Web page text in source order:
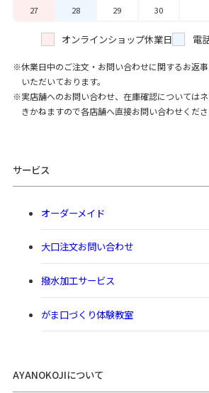
27
28 29 30
オンラインショップ休業日 電
休業日中のご注文・お問い合わせに関するお返
いただいております。
実店舗へのお問い合わせ、在庫確認については
きかねますので各店舗へ直接お問い合わせくださ
サービス
オーダーメイド
大口注文お問い合わせ
撥水加工サービス
がま口づくり体験教室
AYANOKOJIについて